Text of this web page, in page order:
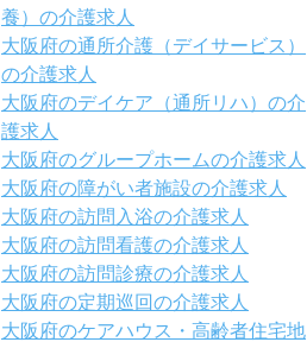
養）の介護求人
大阪府の通所介護（デイサービス）
の介護求人
大阪府のデイケア（通所リハ）の介
護求人
大阪府のグループホームの介護求人
大阪府の障がい者施設の介護求人
大阪府の訪問入浴の介護求人
大阪府の訪問看護の介護求人
大阪府の訪問診療の介護求人
大阪府の定期巡回の介護求人
大阪府のケアハウス・高齢者住宅地